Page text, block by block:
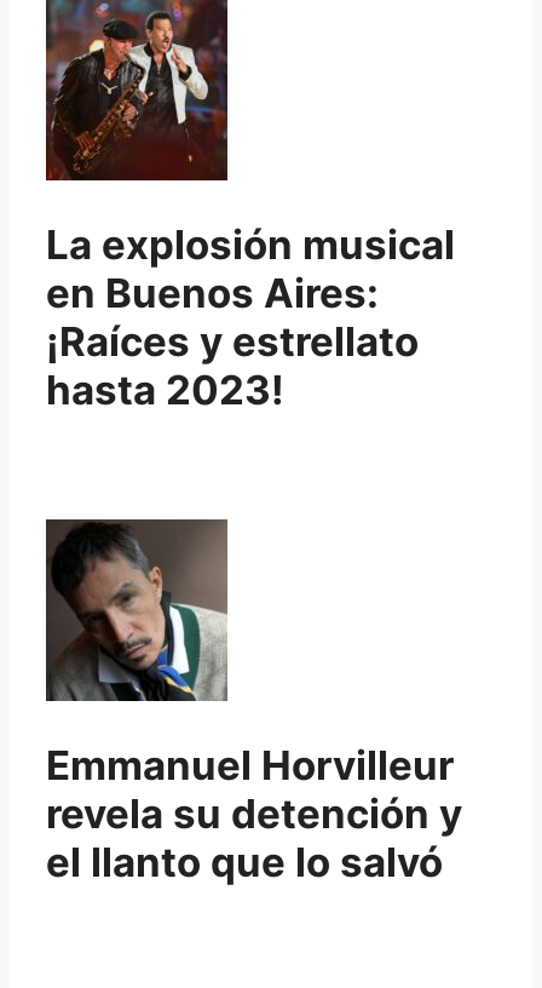
La explosión musical
en Buenos Aires:
¡Raíces y estrellato
hasta 2023!
Emmanuel Horvilleur
revela su detención y
el llanto que lo salvó